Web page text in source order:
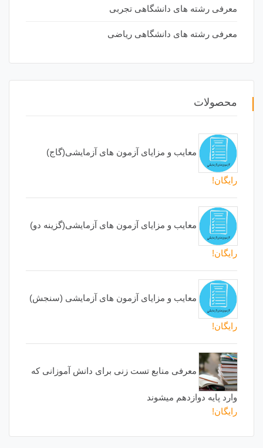
معرفی رشته های دانشگاهی تجربی
معرفی رشته های دانشگاهی ریاضی
محصولات
معایب و مزایای آزمون های آزمایشی(گاج)
رایگان!
معایب و مزایای آزمون های آزمایشی(گزینه دو)
رایگان!
معایب و مزایای آزمون های آزمایشی (سنجش)
رایگان!
معرفی منابع تست زنی برای دانش آموزانی که
وارد پایه دوازدهم میشوند
رایگان!